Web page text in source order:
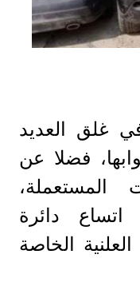
غلق العديد
فضلا عن
المستعملة،
دائرة
الخاصة